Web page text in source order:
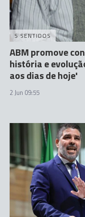
5 SENTIDOS
ABM promove
história e
aos dias de hoje'
2 Jun 09:55